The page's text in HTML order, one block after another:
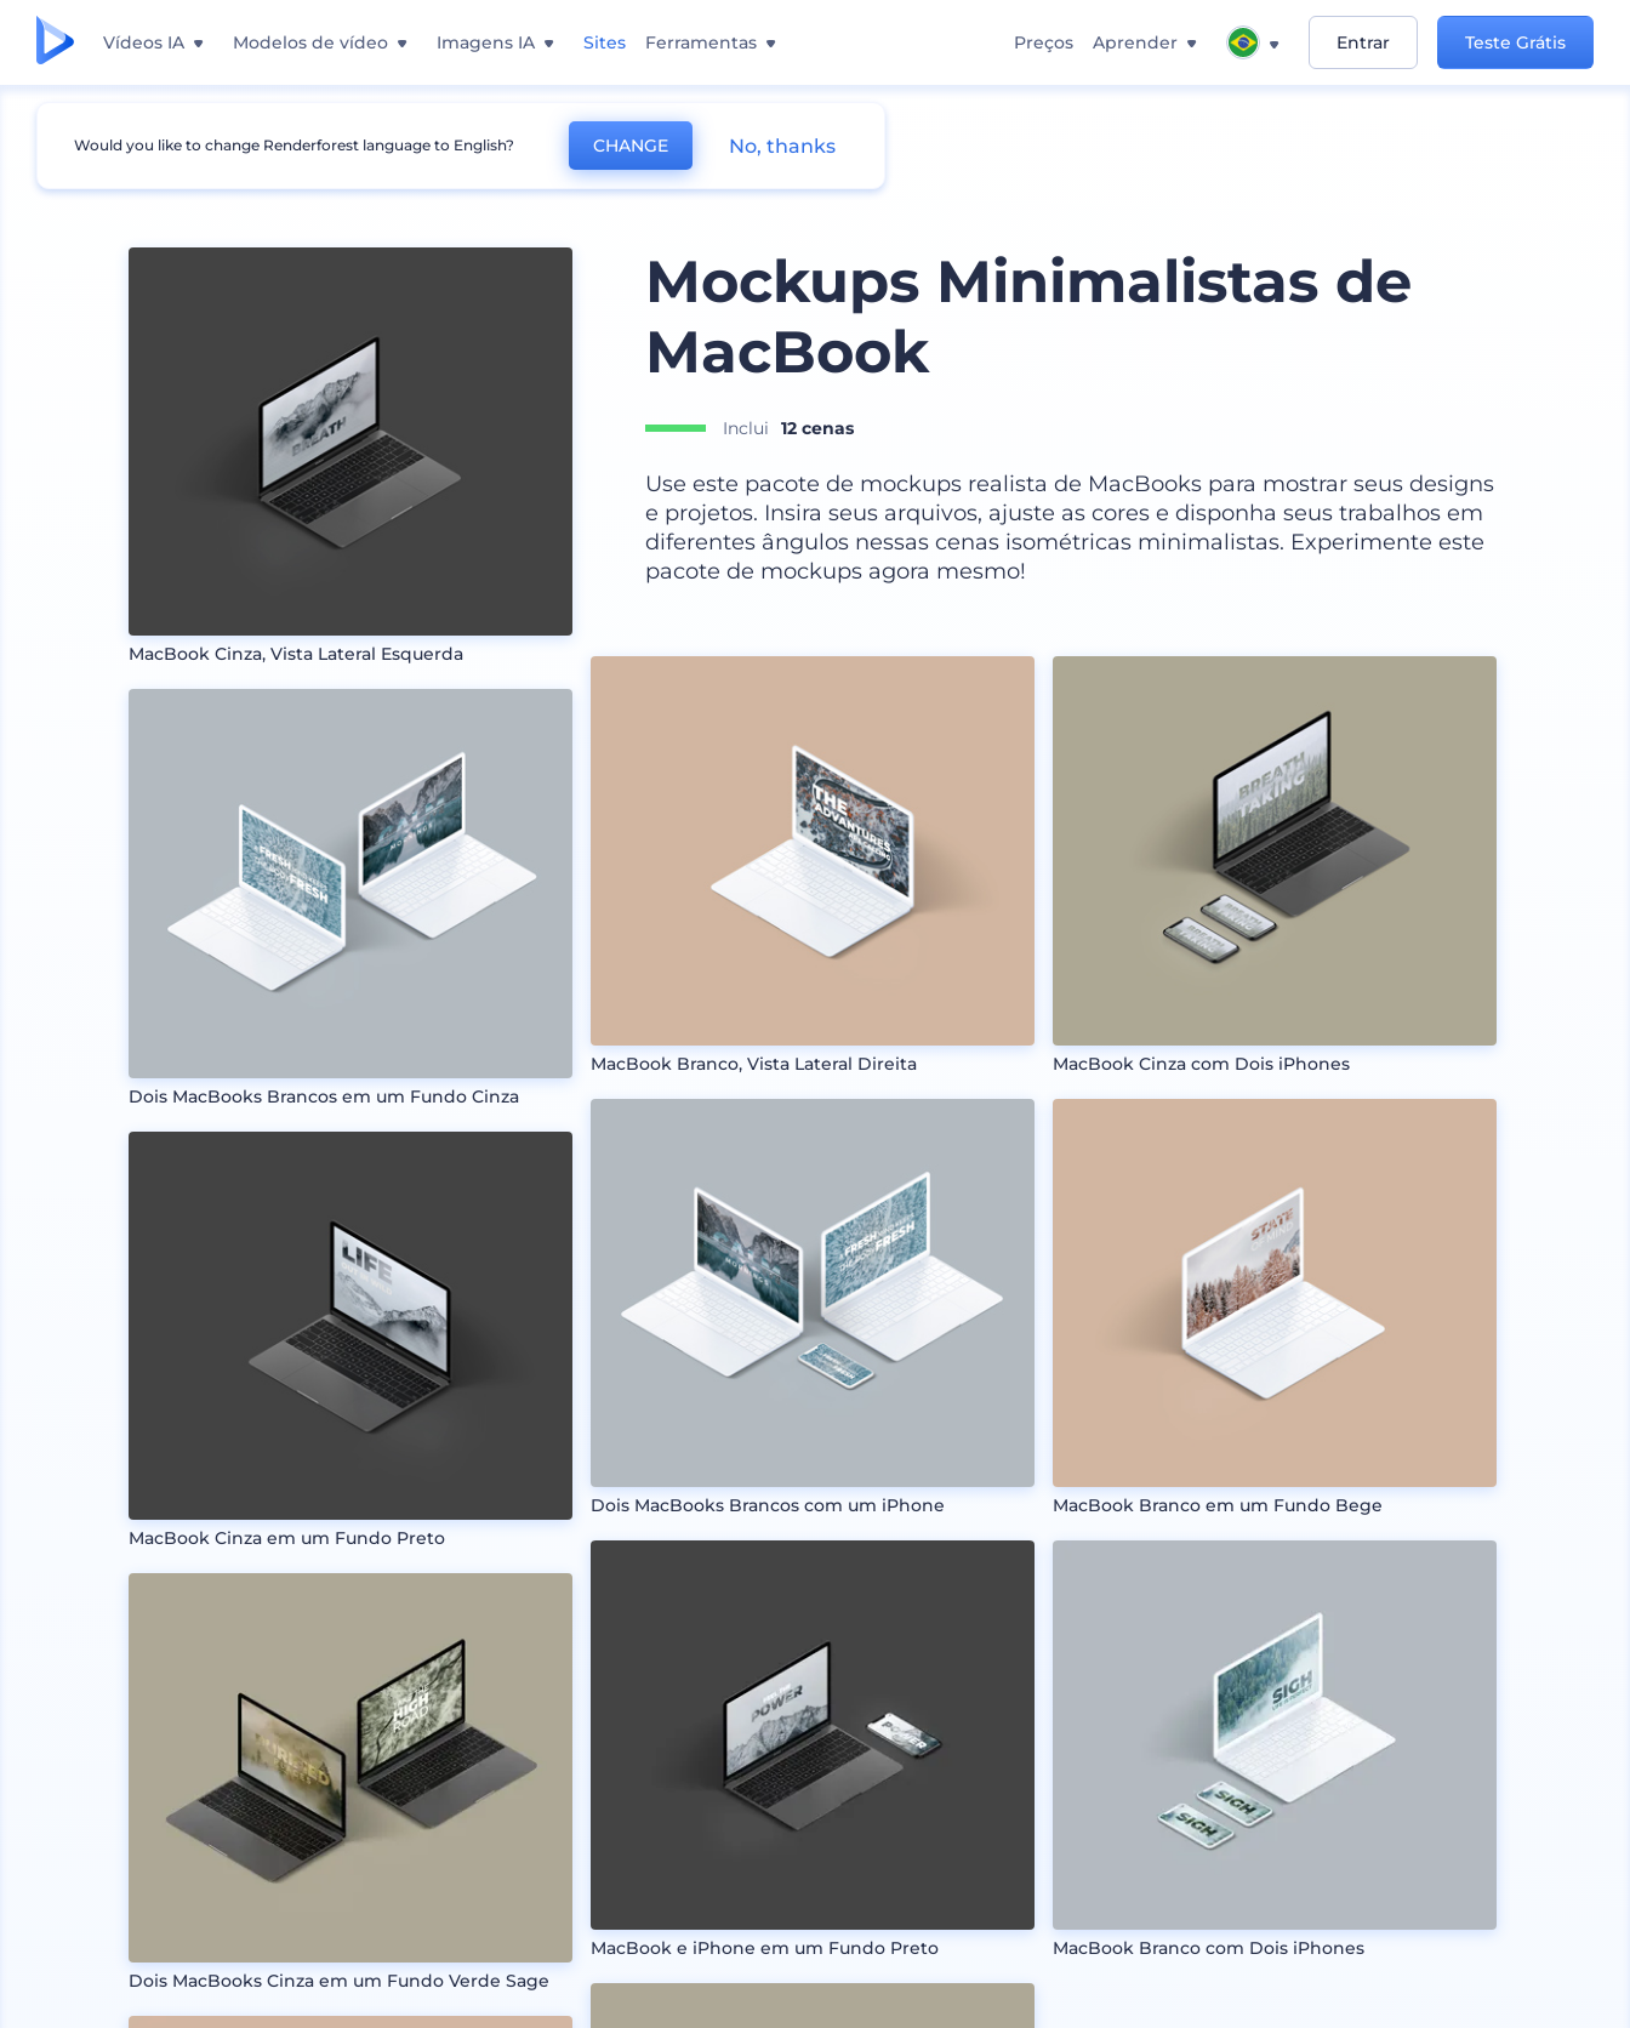
Vídeos IA Modelos de vídeo Imagens IA Sites Ferramentas Preços Aprender Entrar Teste Grátis
Mockups Aparelhos Mockup de Laptop
MacBook Cinza, Vista Lateral Esquerda
Dois MacBooks Brancos em um Fundo Cinza
MacBook Cinza em um Fundo Preto
Dois MacBooks Cinza em um Fundo Verde Sage
Mockups Minimalistas de
MacBook
Inclui 12 cenas
Use este pacote de mockups realista de MacBooks para mostrar seus designs
e projetos. Insira seus arquivos, ajuste as cores e disponha seus trabalhos em
diferentes ângulos nessas cenas isométricas minimalistas. Experimente este
pacote de mockups agora mesmo!
MacBook Branco, Vista Lateral Direita
Dois MacBooks Brancos com um iPhone
MacBook e iPhone em um Fundo Preto
MacBook Cinza com Dois iPhones
MacBook Branco em um Fundo Bege
MacBook Branco com Dois iPhones
Would you like to change Renderforest language to English? CHANGE No, thanks